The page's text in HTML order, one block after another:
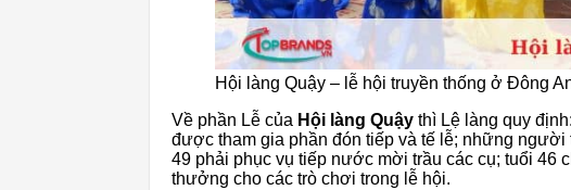
Hội làng Quậy – lễ hội truyền thống ở Đông
Về phần Lễ của Hội làng Quậy thì Lệ làng quy
được tham gia phần đón tiếp và tế lễ; những
49 phải phục vụ tiếp nước mời trầu các cụ; tuổi 46
thưởng cho các trò chơi trong lễ hội.